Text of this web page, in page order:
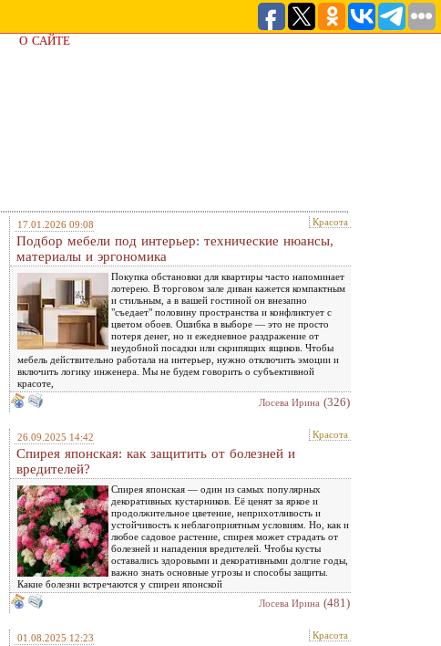
О САЙТЕ
17.01.2026 09:08 Красота
Подбор мебели под интерьер: технические нюансы,
материалы и эргономика
Покупка обстановки для квартиры часто напоминает
лотерею. В торговом зале диван кажется компактным
и стильным, а в вашей гостиной он внезапно
"съедает" половину пространства и конфликтует с
цветом обоев. Ошибка в выборе — это не просто
потеря денег, но и ежедневное раздражение от
неудобной посадки или скрипящих ящиков. Чтобы
мебель действительно работала на интерьер, нужно отключить эмоции и
включить логику инженера. Мы не будем говорить о субъективной
красоте,
Лосева Ирина (326)
26.09.2025 14:42 Красота
Спирея японская: как защитить от болезней и
вредителей?
Спирея японская — один из самых популярных
декоративных кустарников. Её ценят за яркое и
продолжительное цветение, неприхотливость и
устойчивость к неблагоприятным условиям. Но, как и
любое садовое растение, спирея может страдать от
болезней и нападения вредителей. Чтобы кусты
оставались здоровыми и декоративными долгие годы,
важно знать основные угрозы и способы защиты.
Какие болезни встречаются у спиреи японской
Лосева Ирина (481)
01.08.2025 12:23 Красота